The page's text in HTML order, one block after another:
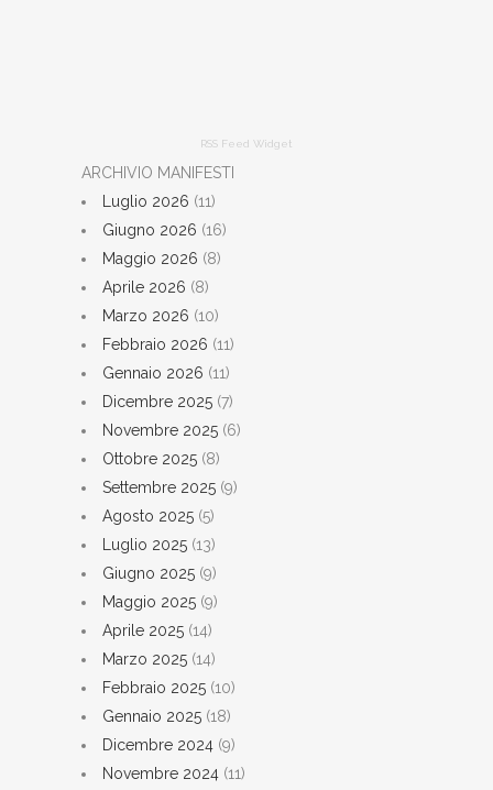
RSS Feed Widget
ARCHIVIO MANIFESTI
Luglio 2026 (11)
Giugno 2026 (16)
Maggio 2026 (8)
Aprile 2026 (8)
Marzo 2026 (10)
Febbraio 2026 (11)
Gennaio 2026 (11)
Dicembre 2025 (7)
Novembre 2025 (6)
Ottobre 2025 (8)
Settembre 2025 (9)
Agosto 2025 (5)
Luglio 2025 (13)
Giugno 2025 (9)
Maggio 2025 (9)
Aprile 2025 (14)
Marzo 2025 (14)
Febbraio 2025 (10)
Gennaio 2025 (18)
Dicembre 2024 (9)
Novembre 2024 (11)